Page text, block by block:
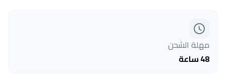
مهلة الشحن
48 ساعة